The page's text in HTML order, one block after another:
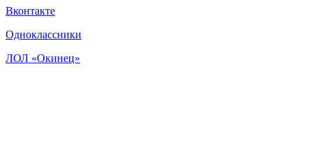
Вконтакте
Одноклассники
ЛОЛ «Окинец»